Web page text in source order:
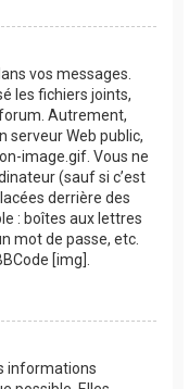
vos messages.
les fichiers joints,
Autrement,
serveur Web public,
image.gif. Vous ne
(sauf si c’est
derrière des
: boîtes aux lettres
mot de passe, etc.
[img].
informations